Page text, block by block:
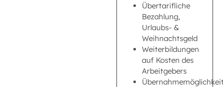
Übertarifliche
Bezahlung,
Urlaubs- &
Weihnachtsgeld
Weiterbildungen
auf Kosten des
Arbeitgebers